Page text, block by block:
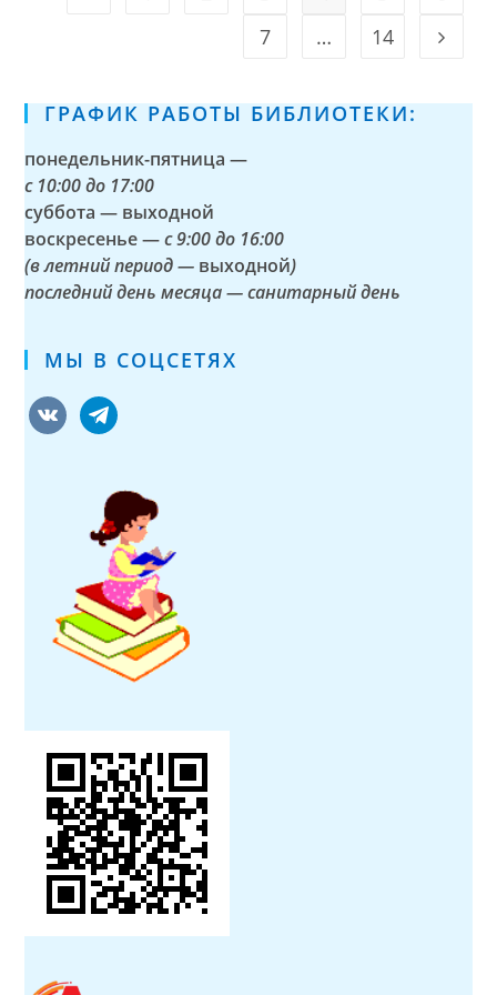
7
… 14 Go to
ГРАФИК РАБОТЫ БИБЛИОТЕКИ:
понедельник-пятница —
с 10:00 до 17:00
суббота — выходной
воскресенье —с 9:00 до 16:00
(в летний период — выходной)
последний день месяца — санитарный день
МЫ В СОЦСЕТЯХ
vkontaktetelegram